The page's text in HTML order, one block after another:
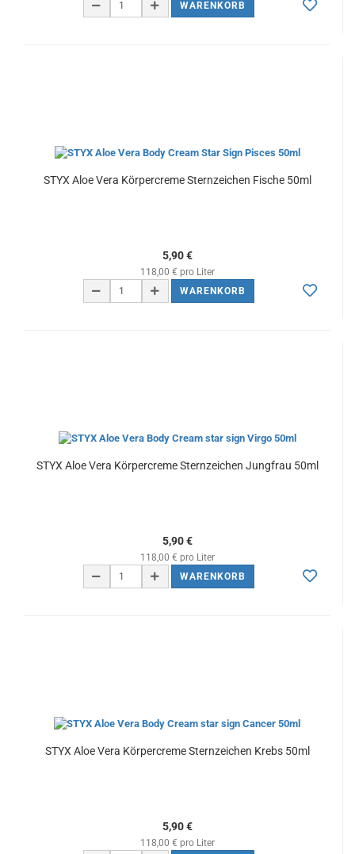
WARENKORB
STYX Aloe Vera Körpercreme Sternzeichen Fische 50ml
5,90 €
118,00 € pro Liter
WARENKORB
STYX Aloe Vera Körpercreme Sternzeichen Jungfrau 50ml
5,90 €
118,00 € pro Liter
WARENKORB
STYX Aloe Vera Körpercreme Sternzeichen Krebs 50ml
5,90 €
118,00 € pro Liter